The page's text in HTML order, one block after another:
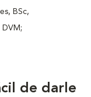
BSc,
DVM;
de darle